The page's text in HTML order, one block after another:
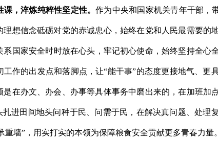
课，淬炼纯粹性坚定性。作为中央和国家机关青年干部 ，
想信念砥砺对党的赤诚忠心，始终在党和人民最需要的
系 国家安全时时放在心头 ， 牢记初心使命 ，始终坚持全心
工作的出发点和落脚点 ，让“能干事”的态度更接地气 、更
是在办文、办会、办事等具体事务中磨出来的，在加班加
扎进田间地头问种于民、问需于民 ，在解决真问题、处理
重墙”，用实打实的本领为保障粮食安全贡献更多青春力量。